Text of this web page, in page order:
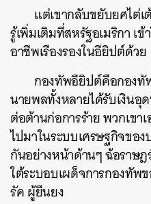
แต่เขากลับขยับยศไต่เ
รู้เพิ่มเติมที่สหรัฐอเมริกา เ
อาชีพเรืองรองในอียิปต์ด้วย
กองทัพอียิปต์คือกองทั
นายพลทั้งหลายได้รับเงินอุ
ต่อต้านก่อการร้าย พวกเขา
ไปมาในระบบเศรษฐกิจของ
กันอย่างหน้าด้านๆ ฉ้อราษ
ใต้ระบอบเผด็จการกองทัพ
รัค ผู้ยืนยง